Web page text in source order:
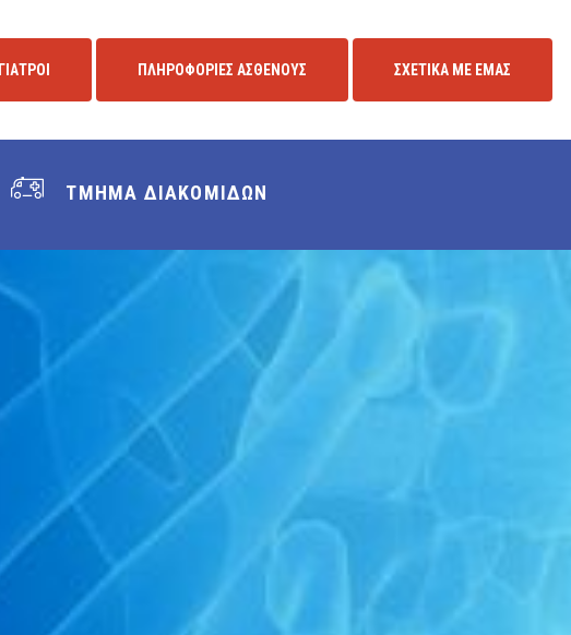
ΓΙΑΤΡΟΙ ΠΛΗΡΟΦΟΡΙΕΣ ΑΣΘΕΝΟΥΣ ΣΧΕΤΙΚΑ ΜΕ ΕΜΑΣ
ΤΜΗΜΑ ΔΙΑΚΟΜΙΔΩΝ